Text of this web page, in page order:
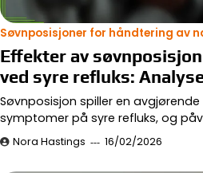
Søvnposisjoner for håndtering av
Effekter av
ved syre refluks:
Søvnposisjon spiller en
symptomer på syre refluks, og
Nora Hastings 16/02/2026